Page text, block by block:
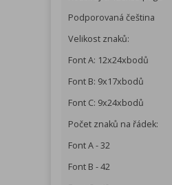
Podporovaná čeština
Velikost znaků:
Font A: 12x24xbodů
Font B: 9x17xbodů
Font C: 9x24xbodů
Počet znaků na řádek:
Font A - 32
Font B - 42